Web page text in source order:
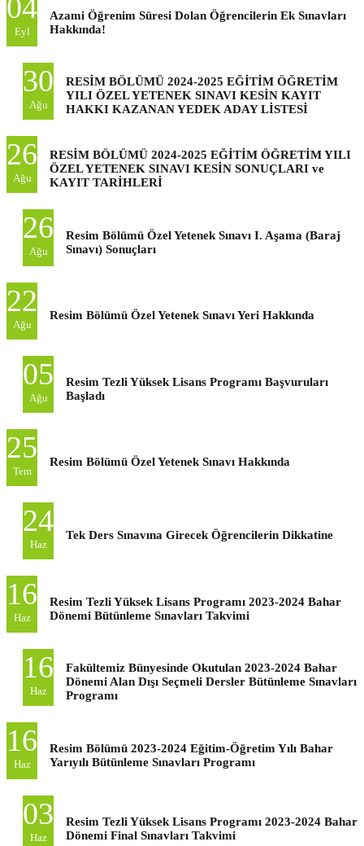
04
Eyl
Azami Öğrenim Süresi Dolan Öğrencilerin Ek Sınavları
Hakkında!
30
Ağu
RESİM BÖLÜMÜ 2024-2025 EĞİTİM ÖĞRETİM
YILI ÖZEL YETENEK SINAVI KESİN KAYIT
HAKKI KAZANAN YEDEK ADAY LİSTESİ
26
Ağu
RESİM BÖLÜMÜ 2024-2025 EĞİTİM ÖĞRETİM YILI
ÖZEL YETENEK SINAVI KESİN SONUÇLARI ve
KAYIT TARİHLERİ
26
Ağu
Resim Bölümü Özel Yetenek Sınavı I. Aşama (Baraj
Sınavı) Sonuçları
22
Ağu
Resim Bölümü Özel Yetenek Sınavı Yeri Hakkında
05
Ağu
Resim Tezli Yüksek Lisans Programı Başvuruları
Başladı
25
Tem
Resim Bölümü Özel Yetenek Sınavı Hakkında
24
Haz
Tek Ders Sınavına Girecek Öğrencilerin Dikkatine
16
Haz
Resim Tezli Yüksek Lisans Programı 2023-2024 Bahar
Dönemi Bütünleme Sınavları Takvimi
16
Haz
Fakültemiz Bünyesinde Okutulan 2023-2024 Bahar
Dönemi Alan Dışı Seçmeli Dersler Bütünleme Sınavları
Programı
16
Haz
Resim Bölümü 2023-2024 Eğitim-Öğretim Yılı Bahar
Yarıyılı Bütünleme Sınavları Programı
03
Haz
Resim Tezli Yüksek Lisans Programı 2023-2024 Bahar
Dönemi Final Sınavları Takvimi